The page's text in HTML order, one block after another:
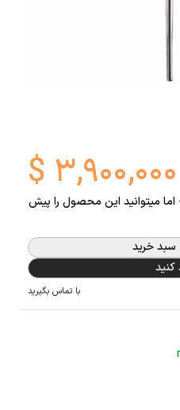
$ ۳,۹۰۰,۰۰۰
میتوانید این محصول را پیش
سبد خرید
کنید
با تماس بگیرید